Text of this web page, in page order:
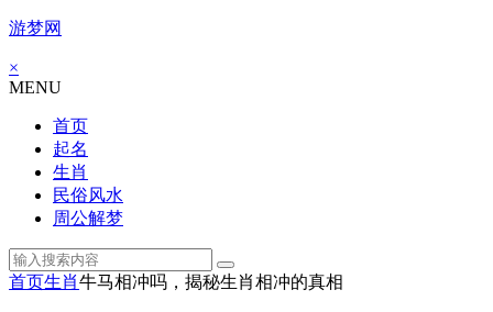
游梦网
×
MENU
首页
起名
生肖
民俗风水
周公解梦
首页生肖牛马相冲吗，揭秘生肖相冲的真相